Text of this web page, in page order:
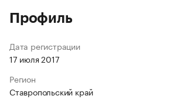
Профиль
Дата регистрации
17 июля 2017
Регион
Ставропольский край